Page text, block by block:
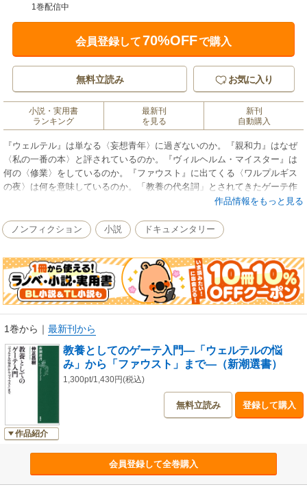
1巻配信中
会員登録して70%OFFで購入
無料立読み お気に入り
小説・実用書
ランキング
最新刊
を見る
新刊
自動購入
『ウェルテル』は単なる〈妄想青年〉に過ぎないのか。『親和力』はなぜ
〈私の一番の本〉と評されているのか。『ヴィルヘルム・マイスター』は
何の〈修業〉をしているのか。『ファウスト』に出てくる〈ワルプルギス
の夜〉は何を意味しているのか。「教養の代名詞」とされてきたゲーテ作
作品情報をもっと見る
ノンフィクション 小説 ドキュメンタリー
1巻から ｜ 最新刊から
作品紹介
教養としてのゲーテ入門―「ウェルテルの悩
み」から「ファウスト」まで―（新潮選書）
1,300pt/1,430円(税込)
無料立読み 登録して購入
会員登録して全巻購入